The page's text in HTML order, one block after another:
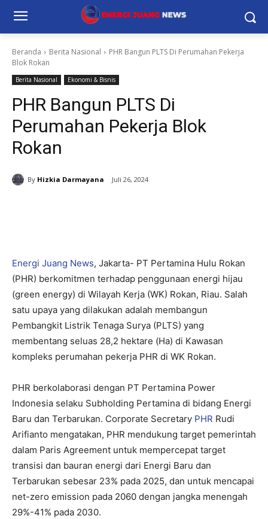
Beranda Berita Nasional
PHR Bangun PLTS Di Perumahan Pekerja
Blok Rokan
Berita Nasional Ekonomi & Bisnis
PHR Bangun PLTS Di
Perumahan Pekerja Blok
Rokan
By Hizkia Darmayana Juli 26, 2024
Energi Juang News, Jakarta- PT Pertamina Hulu Rokan
(PHR) berkomitmen terhadap penggunaan energi hijau
(green energy) di Wilayah Kerja (WK) Rokan, Riau. Salah
satu upaya yang dilakukan adalah membangun
Pembangkit Listrik Tenaga Surya (PLTS) yang
membentang seluas 28,2 hektare (Ha) di Kawasan
kompleks perumahan pekerja PHR di WK Rokan.
PHR berkolaborasi dengan PT Pertamina Power
Indonesia selaku Subholding Pertamina di bidang Energi
Baru dan Terbarukan. Corporate Secretary PHR Rudi
Arifianto mengatakan, PHR mendukung target pemerintah
dalam Paris Agreement untuk mempercepat target
transisi dan bauran energi dari Energi Baru dan
Terbarukan sebesar 23% pada 2025, dan untuk mencapai
net-zero emission pada 2060 dengan jangka menengah
29%-41% pada 2030.